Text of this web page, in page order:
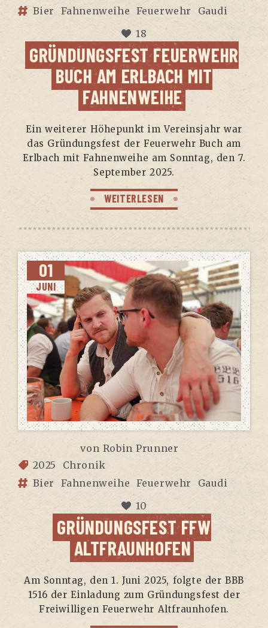
Bier Fahnenweihe Feuerwehr
Gaudi
18
GRÜN­DUNGS­FEST FEU­ER­WEHR
BUCH AM ERL­BACH MIT
FAHNENWEIHE
Ein wei­te­rer Höhe­punkt im Ver­eins­jahr war
das Grün­dungs­fest der Feu­er­wehr Buch am
Erl­bach mit Fah­nen­wei­he am Sonn­tag, den 7.
Sep­tem­ber 2025.
WEITERLESEN
01
JUNI
von Robin Prunner
2025
Chronik
Bier
Fahnenweihe Feuerwehr
Gaudi
10
GRÜN­DUNGS­FEST FFW
ALTFRAUNHOFEN
Am Sonn­tag, den 1. Juni 2025, folg­te der BBB
1516 der Ein­la­dung zum Grün­dungs­fest der
Frei­wil­li­gen Feu­er­wehr Altfraunhofen.